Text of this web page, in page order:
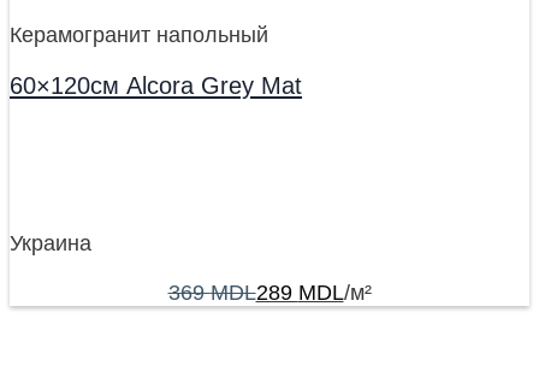
Керамогранит напольный
60×120см Alcora Grey Mat
Украина
369MDL289 MDL/м²